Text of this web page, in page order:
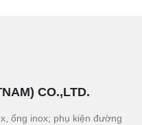
CO.,LTD.
ống inox; phụ kiện đường